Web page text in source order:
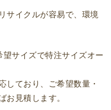
サイクルが容易で、環境
サイズで特注サイズオー
しており、ご希望数量・
お見積します。